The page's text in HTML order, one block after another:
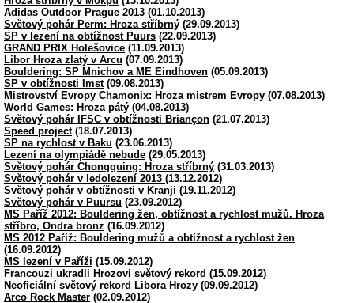
Adidas Outdoor Prague 2013 (01.10.2013)
Světový pohár Perm: Hroza stříbrný (29.09.2013)
SP v lezení na obtížnost Puurs (22.09.2013)
GRAND PRIX Holešovice (11.09.2013)
Libor Hroza zlatý v Arcu (07.09.2013)
Bouldering: SP Mnichov a ME Eindhoven (05.09.2013)
SP v obtížnosti Imst(09.08.2013)
Mistrovství Evropy Chamonix: Hroza mistrem Evropy (07.08.2013)
World Games: Hroza pátý (04.08.2013)
Světový pohár IFSC v obtížnosti Briançon (21.07.2013)
Speed project(18.07.2013)
SP na rychlost v Baku (23.06.2013)
Lezení na olympiádě nebude (29.05.2013)
Světový pohár Chongquing: Hroza stříbrný (31.03.2013)
Světový pohár v ledolezení 2013 (13.12.2012)
Světový pohár v obtížnosti v Kranji (19.11.2012)
Světový pohár v Puursu (23.09.2012)
MS Paříž 2012: Bouldering žen, obtížnost a rychlost mužů. Hroza
stříbro, Ondra bronz (16.09.2012)
MS 2012 Paříž: Bouldering mužů a obtížnost a rychlost žen
(16.09.2012)
MS lezení v Paříži (15.09.2012)
Francouzi ukradli Hrozovi světový rekord (15.09.2012)
Neoficiální světový rekord Libora Hrozy (09.09.2012)
Arco Rock Master (02.09.2012)